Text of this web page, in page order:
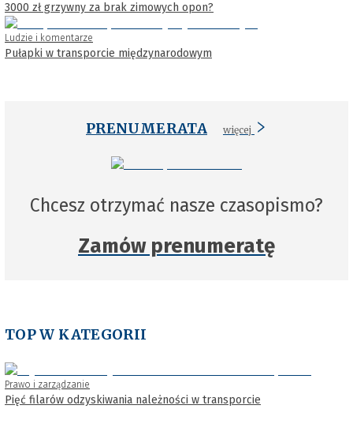
3000 zł grzywny za brak zimowych opon?
Ludzie i komentarze
Pułapki w transporcie międzynarodowym
PRENUMERATA więcej
Chcesz otrzymać nasze czasopismo?
Zamów prenumeratę
TOP W KATEGORII
Prawo i zarządzanie
Pięć filarów odzyskiwania należności w transporcie